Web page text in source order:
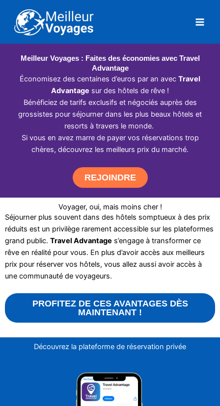
contenu
Meilleur Voyages : Faites des économies avec Travel
Advantage
Économisez des centaines d’euros par an avec Travel
Advantage sur des hôtels de rêve !
Bénéficiez de tarifs exclusifs et négociés auprès des
grossistes pour séjourner dans les plus beaux hôtels et
resorts à travers le monde.
Si vous en avez marre de payer vos réservations trop
chères, découvrez les meilleurs prix du marché.
REJOINDRE
Voyager, oui, mais moins cher !
Séjourner plus souvent dans des hôtels somptueux à des prix
réduits est un privilège rarement accessible sur les plateformes
grand public. Travel Advantage s’engage à transformer ce
rêve en réalité pour vous. En plus d’avoir accès aux meilleurs
prix pour réserver vos hôtels, vous allez aussi avoir accès à
une communauté de voyageurs.
PROFITEZ DE CES AVANTAGES DÈS
MAINTENANT !
Découvrez la plateforme de réservation privée